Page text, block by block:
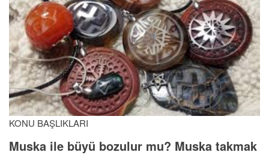
KONU BAŞLIKLARI
Muska ile büyü bozulur mu? Muska takmak